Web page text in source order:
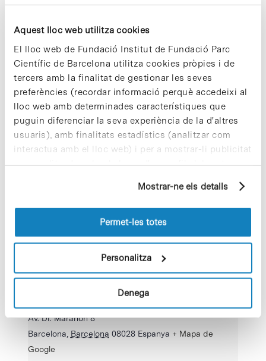
Aquest lloc web utilitza cookies
El lloc web de Fundació Institut de Fundació Parc
Científic de Barcelona utilitza cookies pròpies i de
tercers amb la finalitat de gestionar les seves
preferències (recordar informació perquè accedeixi al
lloc web amb determinades característiques que
puguin diferenciar la seva experiència de la d'altres
usuaris), amb finalitats estadístics (analitzar com
interactua amb el lloc web) i per a mostrar-li publicitat
personalitzada sobre la base d'un perfil elaborat a
pàgines visitades). Per a obtenir més informació sobre
les cookies pot consultar laPolítica de cookiesdel
Mostrar-ne els detalls
Permet-les totes
Personalitza
Denega
09:00 - 11:30
Categoria
d'Esdeveniment:
Esdeveniment PCB
RECINTE
Parc Científic de Barcelona, Recepció Cluster II
Av. Dr. Marañón 8
Barcelona Barcelona 08028 Espanya + Mapa de
Google